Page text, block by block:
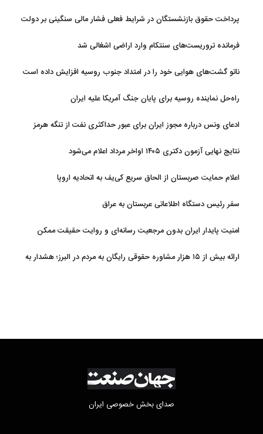
پرداخت حقوق بازنشستگان در شرایط فعلی فشار مالی سنگینی بر دولت
فرمانده تروریست‌های سنتکام وارد اراضی اشغالی شد
ناتو گشت‌های هوایی خود را در امتداد جنوب روسیه افزایش داده است
راه‌حل نماینده روسیه برای پایان جنگ آمریکا علیه ایران
ادعای ونس درباره مجوز ایران برای عبور حداکثری نفت از تنگه هرمز
نتایج نهایی آزمون دکتری ۱۴۰۵ اواخر مرداد اعلام می‌شود
اعلام حمایت صربستان از الحاق سریع کی‌یف به اتحادیه اروپا
سفر رئیس دستگاه اطلاعاتی عربستان به عراق
امنیت پایدار ایران بدون مرجعیت رسانه‌ای و روایت حقیقت ممکن
ارائه بیش از ۱۵ هزار مشاوره حقوقی رایگان به مردم در البرز؛ هشدار به
صدای بخش خصوصی ایران